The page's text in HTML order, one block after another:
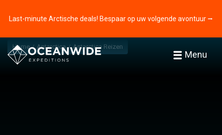
Last-minute Arctische deals! Bespaar op uw volgende avontuur ⭢
Menu
Home Antarctica Antarctica Reizen